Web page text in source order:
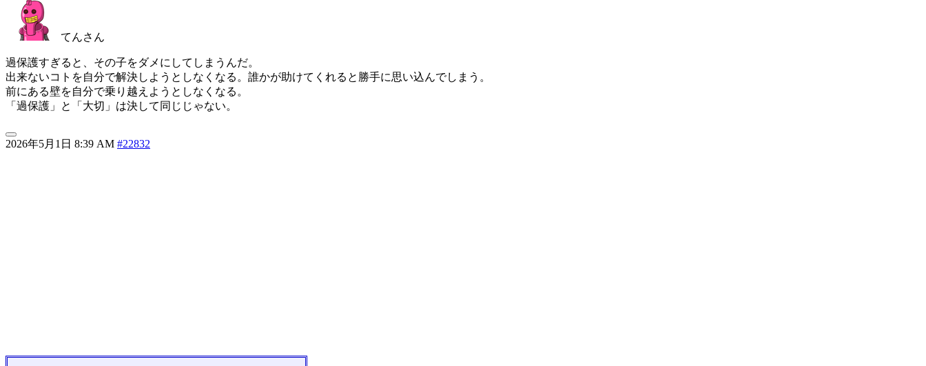
2026年5月1日 8:39 AM #22832
てんさん
過保護すぎると、その子をダメにしてしまうんだ。
出来ないコトを自分で解決しようとしなくなる。誰かが助けてくれると勝手に思い込んでしまう。
前にある壁を自分で乗り越えようとしなくなる。
「過保護」と「大切」は決して同じじゃない。